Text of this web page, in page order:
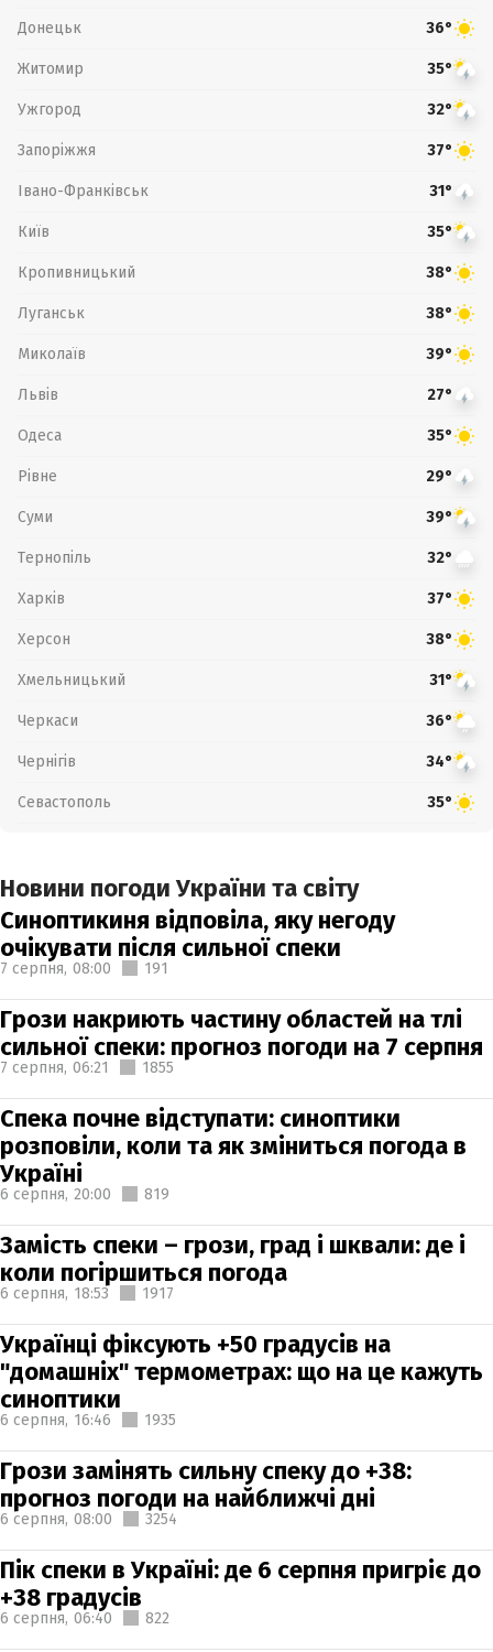
Донецьк 36°
Житомир 35°
Ужгород 32°
Запоріжжя 37°
Івано-Франківськ 31°
Київ 35°
Кропивницький 38°
Луганськ 38°
Миколаїв 39°
Львів 27°
Одеса 35°
Рівне 29°
Суми 39°
Тернопіль 32°
Харків 37°
Херсон 38°
Хмельницький 31°
Черкаси 36°
Чернігів 34°
Севастополь 35°
Новини погоди України та світу
Синоптикиня відповіла, яку негоду
очікувати після сильної спеки
7 серпня, 08:00 191
Грози накриють частину областей на тлі
сильної спеки: прогноз погоди на 7 серпня
7 серпня, 06:21 1855
Спека почне відступати: синоптики
розповіли, коли та як зміниться погода в
Україні
6 серпня, 20:00 819
Замість спеки – грози, град і шквали: де і
коли погіршиться погода
6 серпня, 18:53 1917
Українці фіксують +50 градусів на
"домашніх" термометрах: що на це кажуть
синоптики
6 серпня, 16:46 1935
Грози замінять сильну спеку до +38:
прогноз погоди на найближчі дні
6 серпня, 08:00 3254
Пік спеки в Україні: де 6 серпня пригріє до
+38 градусів
6 серпня, 06:40 822